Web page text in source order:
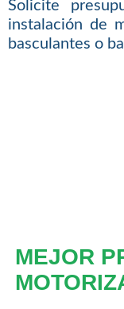
Solicite
instalación de
basculantes o
MEJOR